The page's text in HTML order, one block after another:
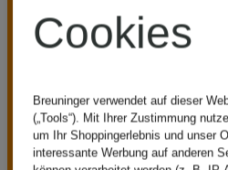
Cookies
Breuninger verwendet auf dieser
(„Tools“). Mit Ihrer Zustimmung
um Ihr Shoppingerlebnis und unser
interessante Werbung auf anderen